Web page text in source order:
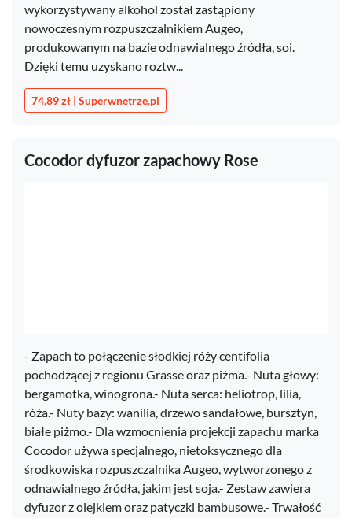
wykorzystywany alkohol został zastąpiony
nowoczesnym rozpuszczalnikiem Augeo,
produkowanym na bazie odnawialnego źródła, soi.
Dzięki temu uzyskano roztw...
74,89 zł | Superwnetrze.pl
Cocodor dyfuzor zapachowy Rose
- Zapach to połączenie słodkiej róży centifolia
pochodzącej z regionu Grasse oraz piżma.- Nuta głowy:
bergamotka, winogrona.- Nuta serca: heliotrop, lilia,
róża.- Nuty bazy: wanilia, drzewo sandałowe, bursztyn,
białe piżmo.- Dla wzmocnienia projekcji zapachu marka
Cocodor używa specjalnego, nietoksycznego dla
środkowiska rozpuszczalnika Augeo, wytworzonego z
odnawialnego źródła, jakim jest soja.- Zestaw zawiera
dyfuzor z olejkiem oraz patyczki bambusowe.- Trwałość